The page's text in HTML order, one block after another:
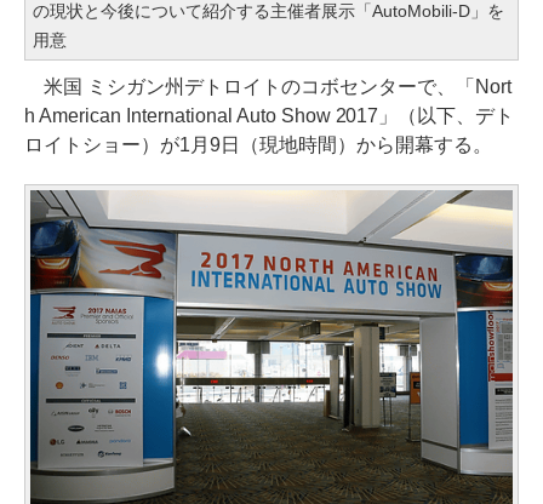
の現状と今後について紹介する主催者展示「AutoMobili-D」を
用意
米国 ミシガン州デトロイトのコボセンターで、「Nort
h American International Auto Show 2017」（以下、デト
ロイトショー）が1月9日（現地時間）から開幕する。